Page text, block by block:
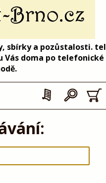
sbírky a pozůstalosti. tel
Vás doma po telefonické